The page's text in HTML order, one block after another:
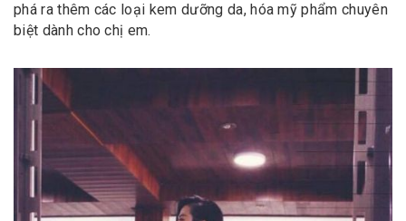
phá ra thêm các loại kem dưỡng da, hóa mỹ phẩm chuyên
biệt dành cho chị em.